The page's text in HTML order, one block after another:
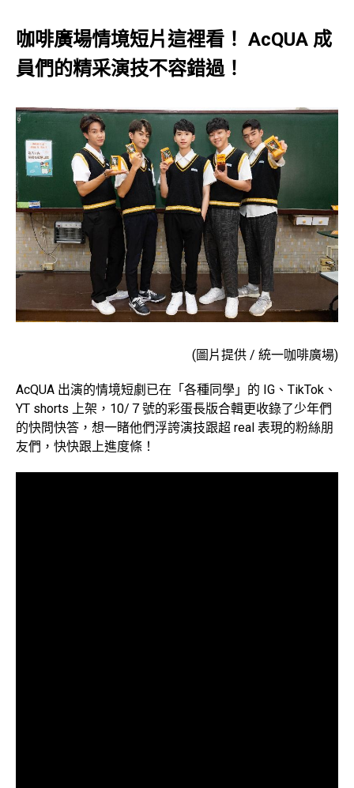
咖啡廣場情境短片這裡看！ AcQUA 成
員們的精采演技不容錯過！
(圖片提供 / 統一咖啡廣場)
AcQUA 出演的情境短劇已在「各種同學」的 IG、TikTok、
YT shorts 上架，10/７號的彩蛋長版合輯更收錄了少年們
的快問快答，想一睹他們浮誇演技跟超 real 表現的粉絲朋
友們，快快跟上進度條！